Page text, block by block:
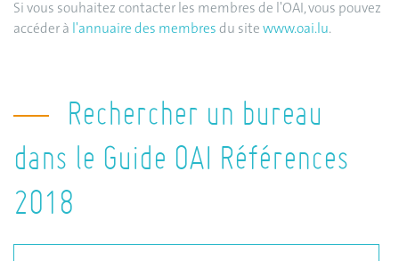
Si vous souhaitez contacter les membres de l'OAI, vous pouvez
accéder à l'annuaire des membres du site www.oai.lu.
Rechercher un bureau
dans le Guide OAI Références
2018